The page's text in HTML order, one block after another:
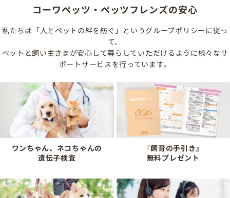
コーワペッツ・ペッツフレンズの安心
私たちは「人とペットの絆を紡ぐ」というグループポリシーに従っ
て、
ペットと飼い主さまが安心して暮らしていただけるように様々なサ
ポートサービスを行っています。
ワンちゃん、ネコちゃんの
遺伝子検査
『飼育の手引き』
無料プレゼント